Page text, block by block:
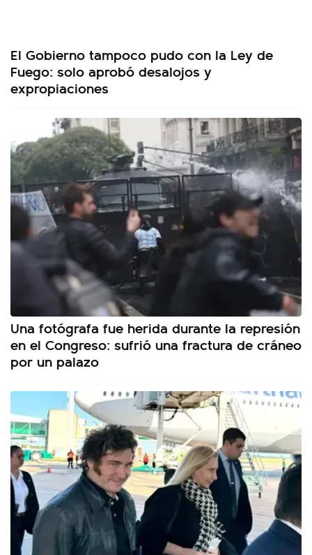
El Gobierno tampoco pudo con la Ley de
Fuego: solo aprobó desalojos y
expropiaciones
Una fotógrafa fue herida durante la represión
en el Congreso: sufrió una fractura de cráneo
por un palazo